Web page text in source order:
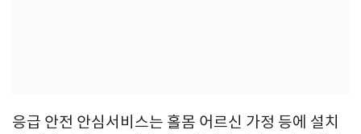
응급 안전 안심서비스는 홀몸 어르신 가정 등에 설치